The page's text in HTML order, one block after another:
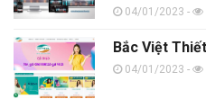
04/01/2023 -
Bắc Việt
04/01/2023 -